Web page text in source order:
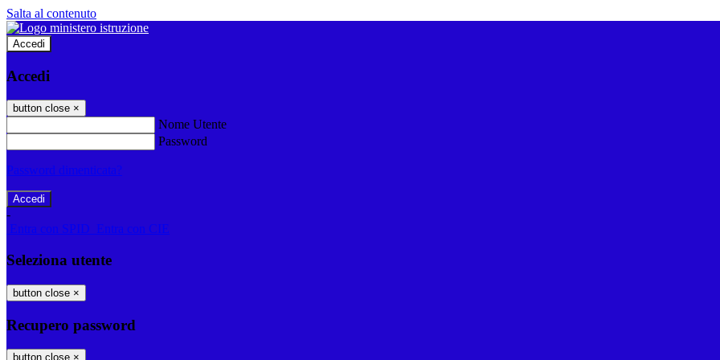
Salta al contenuto
Accedi
Accedi
button close ×
Nome Utente
Password
Password dimenticata?
-
Entra con SPID
Entra con CIE
Seleziona utente
button close ×
Recupero password
button close ×